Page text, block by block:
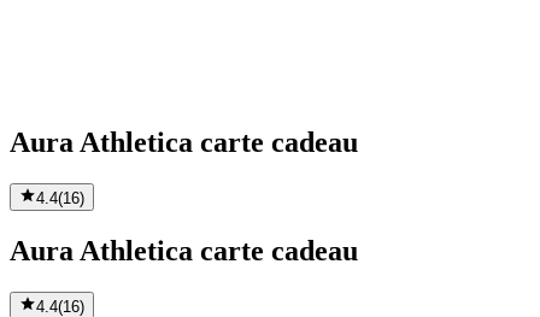
Aura Athletica carte cadeau
4.4(16)
Aura Athletica carte cadeau
4.4(16)